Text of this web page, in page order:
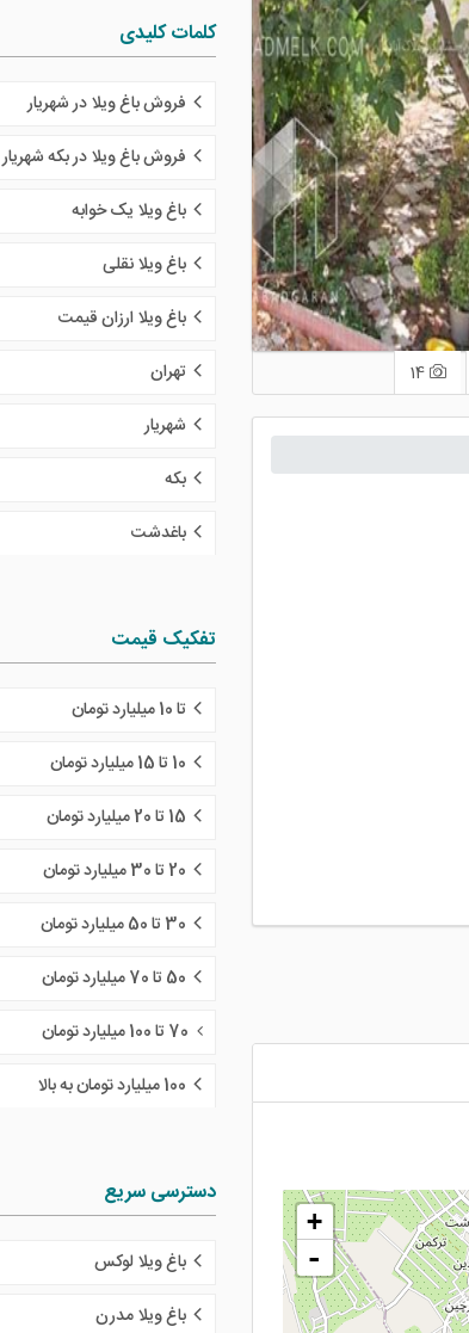
+
-
کلمات کلیدی
فروش باغ ویلا در شهریار
فروش باغ ویلا در بکه شهریار
باغ ویلا یک خوابه
باغ ویلا نقلی
باغ ویلا ارزان قیمت
تهران
شهریار
بکه
باغدشت
تفکیک قیمت
تا 10 میلیارد تومان
10 تا 15 میلیارد تومان
15 تا 20 میلیارد تومان
20 تا 30 میلیارد تومان
30 تا 50 میلیارد تومان
50 تا 70 میلیارد تومان
100 میلیارد تومان به بالا
دسترسی سریع
باغ ویلا لوکس
باغ ویلا مدرن